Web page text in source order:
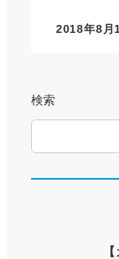
2018年8月
検索
【